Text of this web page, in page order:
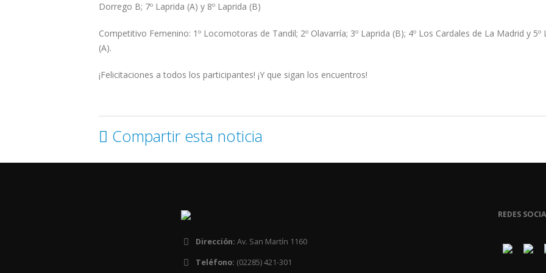
Dorrego B; 7º Laprida (A) y 8º Laprida (B)
Competitivo Femenino: 1º Locomotoras de Tandil; 2º Olavarría; 3º Laprida (B); 4º Los Cardales de La Madrid y 5º
(A).
¡Felicitaciones a todos los participantes! ¡Y que sigan los encuentros!
Compartir esta noticia
Dirección: Av. San Martín 1160
Teléfono: (02285) 421-301
REDES